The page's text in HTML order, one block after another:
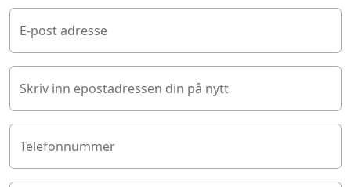
E-post adresse
Skriv inn epostadressen din på nytt
Telefonnummer